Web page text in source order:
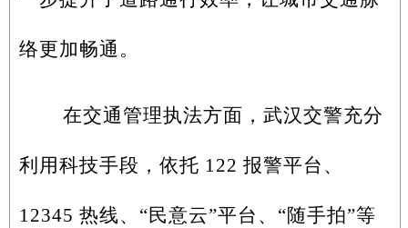
络更加畅通。
在交通管理执法方面，武汉交警充分
利用科技手段，依托 122 报警平台、
12345 热线、“民意云”平台、“随手拍”等